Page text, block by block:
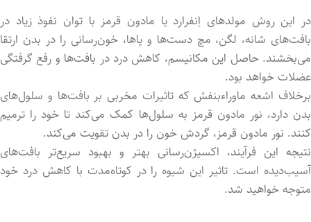
در این روش مولدهای اِنفرارد یا مادون قرمز با توان نفوذ زیاد در
بافت‌های شانه، لگن، مچ دست‌ها و پاها، خون‌رسانی را در بدن ارتقا
می‌بخشند. حاصل این مکانیسم، کاهش درد در بافت‌ها و رفع گرفتگی
عضلات خواهد بود.
برخلاف اشعه ماوراءبنفش که تاثیرات مخربی بر بافت‌ها و سلول‌های
بدن دارد، نور مادون قرمز به سلول‌ها کمک می‌کند تا خود را ترمیم
کنند. نور مادون قرمز، گردش خون را در بدن تقویت می‌کند.
نتیجه این فرآیند، اکسیژن‌رسانی بهتر و بهبود سریع‌تر بافت‌های
آسیب‌دیده است. تاثیر این شیوه را در کوتاه‌مدت با کاهش درد خود
متوجه خواهید شد.